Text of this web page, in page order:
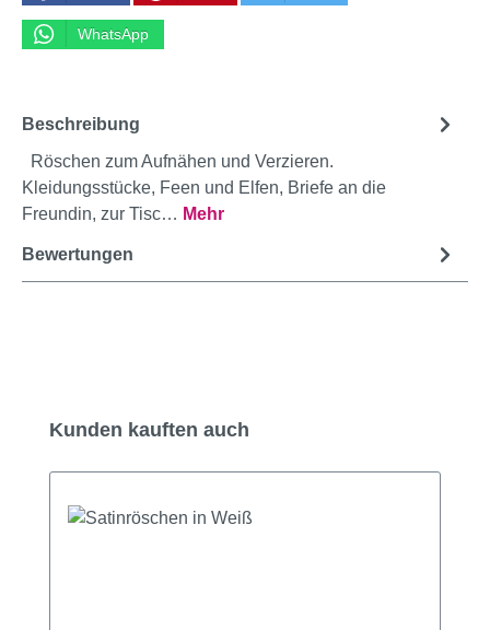
WhatsApp
Beschreibung
Röschen zum Aufnähen und Verzieren.
Kleidungsstücke, Feen und Elfen, Briefe an die
Freundin, zur Tisc… Mehr
Bewertungen
Produktgalerie überspringen
Kunden kauften auch